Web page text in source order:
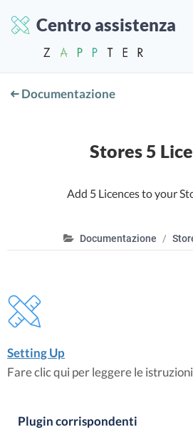
Centro assistenza
Documentazione
Stores 5
Add 5 Licences to your
Documentazione
Setting Up
Fare clic qui per leggere le
Plugin corrispondenti